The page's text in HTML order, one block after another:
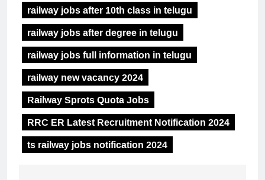
railway jobs after 10th class in telugu
railway jobs after degree in telugu
railway jobs full information in telugu
railway new vacancy 2024
Railway Sprots Quota Jobs
RRC ER Latest Recruitment Notification 2024
ts railway jobs notification 2024